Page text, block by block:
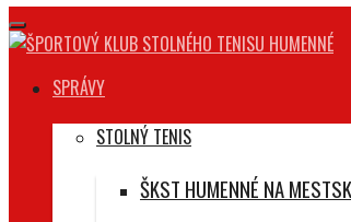
SPRÁVY
STOLNÝ TENIS
ŠKST HUMENNÉ NA